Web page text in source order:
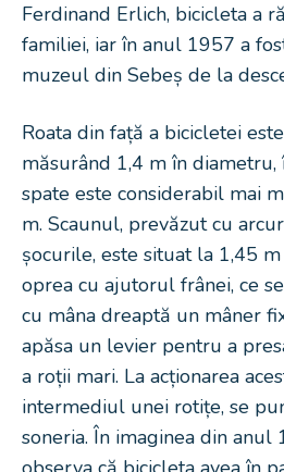
Ferdinand Erlich, bicicleta a
familiei, iar în anul 1957 a
muzeul din Sebeș de la
Roata din față a bicicletei
măsurând 1,4 m în diametru,
spate este considerabil mai
m. Scaunul, prevăzut cu
șocurile, este situat la 1,45
oprea cu ajutorul frânei, ce
cu mâna dreaptă un mâner
apăsa un levier pentru a
a roții mari. La acționarea
intermediul unei rotițe, se
soneria. În imaginea din anul